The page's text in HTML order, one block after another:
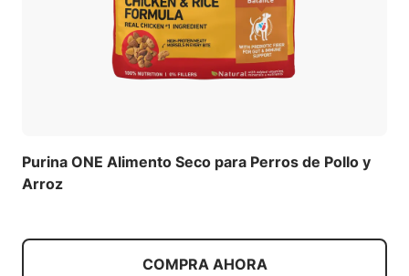
Purina ONE Alimento Seco para Perros de Pollo y
Arroz
COMPRA AHORA